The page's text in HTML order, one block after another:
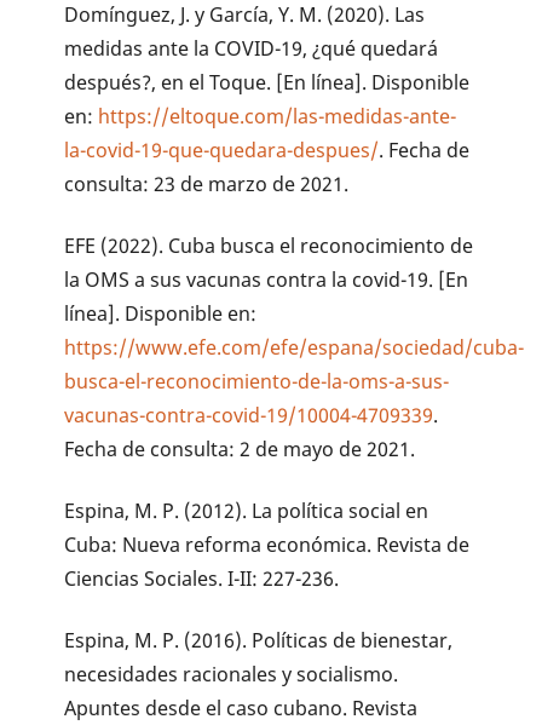
Domínguez, J. y García, Y. M. (2020). Las
medidas ante la COVID-19, ¿qué quedará
después?, en el Toque. [En línea]. Disponible
en: https://eltoque.com/las-medidas-ante-
la-covid-19-que-quedara-despues/. Fecha de
consulta: 23 de marzo de 2021.
EFE (2022). Cuba busca el reconocimiento de
la OMS a sus vacunas contra la covid-19. [En
línea]. Disponible en:
https://www.efe.com/efe/espana/sociedad/cuba-
busca-el-reconocimiento-de-la-oms-a-sus-
vacunas-contra-covid-19/10004-4709339.
Fecha de consulta: 2 de mayo de 2021.
Espina, M. P. (2012). La política social en
Cuba: Nueva reforma económica. Revista de
Ciencias Sociales. I-II: 227-236.
Espina, M. P. (2016). Políticas de bienestar,
necesidades racionales y socialismo.
Apuntes desde el caso cubano. Revista